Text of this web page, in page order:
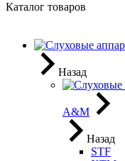
Каталог товаров
Назад
A&M
Назад
STF